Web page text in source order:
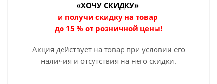
«ХОЧУ СКИДКУ»
и получи скидку на товар
до 15 % от розничной цены!
Акция действует на товар при условии его
наличия и отсутствия на него скидки.